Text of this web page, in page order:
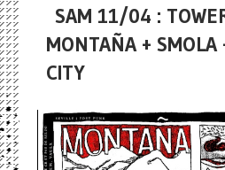
SAM 11/04 :
MONTAÑA + SMOLA
CITY